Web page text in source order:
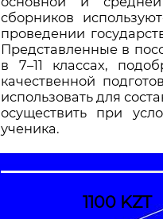
сборников
проведении
Представленные в
в 7–11 классах,
качественной
использовать для
осуществить при
ученика.
1100 KZT